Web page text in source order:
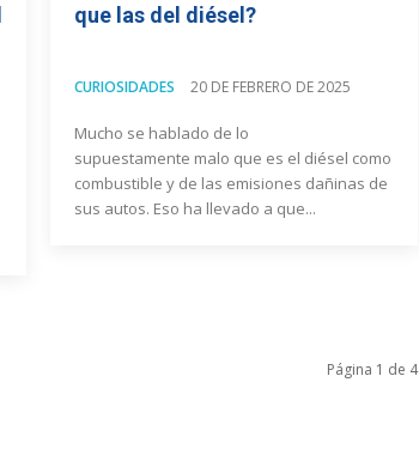
que las del diésel?
CURIOSIDADES 20 DE FEBRERO DE 2025
Mucho se hablado de lo
supuestamente malo que es el diésel como
combustible y de las emisiones dañinas de
sus autos. Eso ha llevado a que...
Página 1 de 4